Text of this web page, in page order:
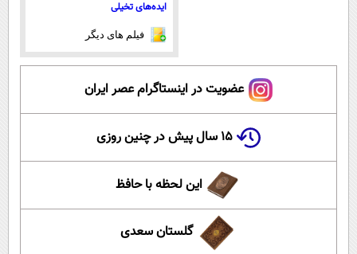
ایده‌های تخیلی
فیلم های دیگر
عضویت در اینستاگرام عصر ایران
۱۵ سال پیش در چنین روزی
این لحظه با حافظ
گلستان سعدی